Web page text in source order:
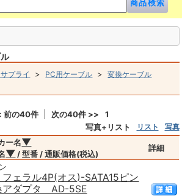
プライ > PC用ケーブル >変換ケーブル
前の40件 次の40件 >>
1
写真+リスト
リスト 写真
ー名▼
▼ / 型番 / 通販価格(税込)
詳細
フェラル4P(オス)-SATA15ピン
アダプタ AD-5SE